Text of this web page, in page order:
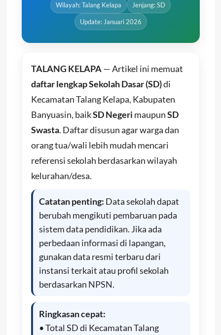
Wilayah: Talang Kelapa Jenjang: SD
Update: Januari 2026
TALANG KELAPA— Artikel ini memuat
daftar lengkap Sekolah Dasar (SD)di
Kecamatan Talang Kelapa, Kabupaten
Banyuasin, baikSD Negeri maupunSD
Swasta. Daftar disusun agar warga dan
orang tua/wali lebih mudah mencari
referensi sekolah berdasarkan wilayah
kelurahan/desa.
Catatan penting: Data sekolah dapat
berubah mengikuti pembaruan pada
sistem data pendidikan. Jika ada
perbedaan informasi di lapangan,
gunakan data resmi terbaru dari
instansi terkait atau profil sekolah
berdasarkan NPSN.
Ringkasan cepat:
• Total SD di Kecamatan Talang